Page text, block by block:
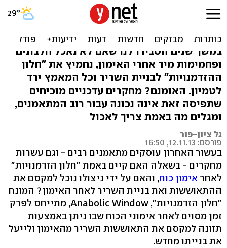
'חלון הזדמנויות' אחרי אימון:
מיתוס או אמת?
במשך שנים הסבירו לנו שאם לא נאכל חלבונים
ופחמימות מיד אחרי האימון, נחמיץ את "חלון
ההזדמנויות" לבניית השריר וכל המאמץ ירד
לטמיון. האומנם? מחקרים עדכניים מוכיחים
שתפיסה זאת אינה נכונה עבור רוב המתאמנים,
ומגלים מה באמת צריך לאכול
גל ציון-פור
פורסם: 12.11.13, 16:50
בעשור האחרון עוסקים מתאמנים רבים - וגם עשרות
מחקרים - בשאלה האם קיים באמת "חלון הזדמנויות"
לאחר אימון כוח, והאם על ידי ניצולו נוכל למקסם את
ההתאוששות ואת בניית השריר לאחר האימון? המונח
"חלון הזדמנויות", Anabolic Window, מתייחס לפרק
זמן מסוים לאחר אימוני הכוח שבו ניתן באמצעות
תזונה למקסם את התאוששות השריר מהאימון ולייעל
את בנייתו מחדש.